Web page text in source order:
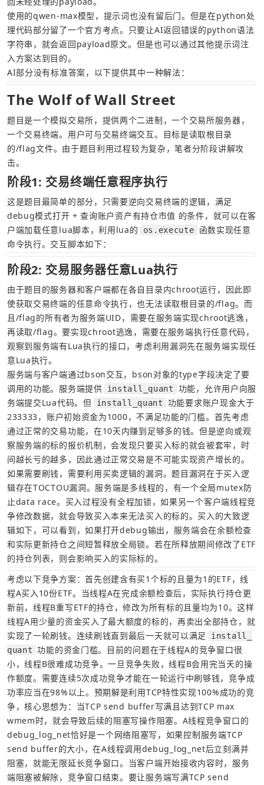
使用的qwen-max模型，提示词也没有留后门。但是在python处
理代码部分留了一个官方考点。只要让AI返回错误的python语法
字符串，就会返回payload原文。但是也可以通过其他提示词注
AI部分没有标准答案，以下提供其中一种解法：
The Wolf of Wall Street
题目是一个模拟交易所，提供两个二进制，一个交易所服务器，
一个交易终端。用户可与交易终端交互。目标是读取根目录
的/flag文件。由于题目利用过程较为复杂，笔者分阶段讲解攻
击。
阶段1: 交易终端任意程序执行
这是题目最简单的部分，只需要逆向交易终端的逻辑，满足
debug模式打开 + 查询账户资产有持仓市值 的条件，就可以在客
户端加载任意lua脚本，利用lua的
os.execute
函数实现任意
命令执行。交互脚本如下：
阶段2: 交易服务器任意Lua执行
由于题目的服务器和客户端都在各自目录内chroot运行，因此即
使获取交易终端的任意命令执行，也无法读取根目录的/flag。而
且/flag的所有者为服务端UID，需要在服务端实现chroot逃逸，
再读取/flag。要实现chroot逃逸，需要在服务端执行任意代码，
观察到服务端有Lua执行的接口，考虑利用漏洞先在服务端实现任
意Lua执行。
服务端与客户端通过bson交互，bson对象的type字段决定了要
调用的功能。服务端提供
install_quant
功能，允许用户向服
务端提交Lua代码。但
install_quant
功能要求账户现金大于
233333，账户初始资金为1000，不满足功能的门槛。首先考虑
通过正常的交易功能，在10天内赚到足够多的钱。但是逆向或观
察服务端的标的报价机制，会发现只要买入标的就会被套牢，时
间越长亏的越多，因此通过正常交易是不可能实现资产增长的。
如果需要刷钱，需要利用买卖逻辑的漏洞。题目漏洞在于买入逻
辑存在TOCTOU漏洞。服务端是多线程的，有一个全局mutex防
止data race。买入过程没有全程加锁，如果另一个客户端线程竞
争修改数据，就会导致买入本来无法买入的标的。买入的大致逻
辑如下，可以看到，如果打开debug输出，服务端会在余额检查
和实际更新持仓之间短暂释放全局锁。若在所释放期间修改了ETF
的持仓列表，则会影响买入的实际标的。
考虑以下竞争方案：首先创建含有买1个标的且量为1的ETF，线
程A买入10份ETF。当线程A在完成余额检查后，实际执行持仓更
新前，线程B重写ETF的持仓，修改为所有标的且量均为10。这样
线程A用少量的资金买入了最大额度的标的，再卖出全部持仓，就
实现了一轮刷钱。连续刷钱直到最后一天就可以满足
install_
quant 功能的资金门槛。目前的问题在于线程A的竞争窗口很
小，线程B很难成功竞争。一旦竞争失败，线程B会用完当天的操
作额度。需要连续5次成功竞争才能在一轮运行中刷够钱，竞争成
功率应当在98%以上。预期解是利用TCP特性实现100%成功的竞
争，核心思想为：当TCP send buffer写满且达到TCP max
wmem时，就会导致后续的阻塞写操作阻塞。A线程竞争窗口的
debug_log_net恰好是一个网络阻塞写，如果控制服务端TCP
send buffer的大小，在A线程调用debug_log_net后立刻满并
阻塞，就能无限延长竞争窗口。当客户端开始接收内容时，服务
端阻塞被解除，竞争窗口结束。要让服务端写满TCP send